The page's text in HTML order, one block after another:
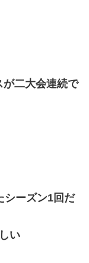
が二大会連続で
シーズン1回だ
い